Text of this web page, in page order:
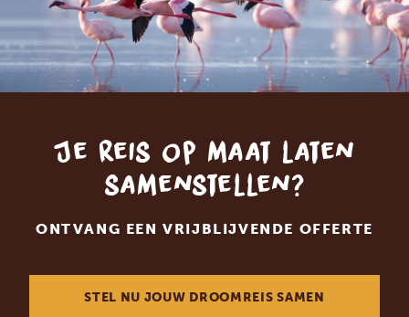
Je reis op maat laten
samenstellen?
ONTVANG EEN VRIJBLIJVENDE OFFERTE
STEL NU JOUW DROOMREIS SAMEN